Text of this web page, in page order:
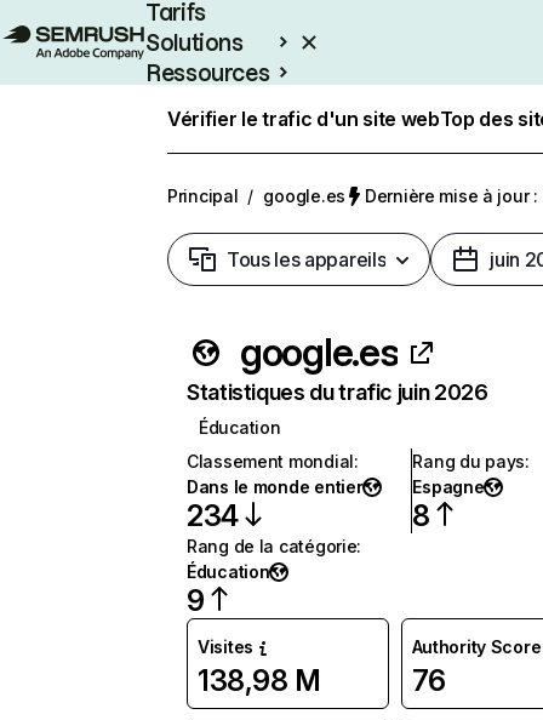
Tarifs
Solutions
Ressources
Vérifier le trafic d'un site webTop des
Principal / google.es Dernière mise à jour
Tous les appareils juin
google.es
Statistiques du trafic juin 2026
Éducation
Classement mondial:
Dans le monde entier
234
Rang du pays:
Espagne
8
Rang de la catégorie:
Éducation
9
Visites
138,98 M
Authority Score
76